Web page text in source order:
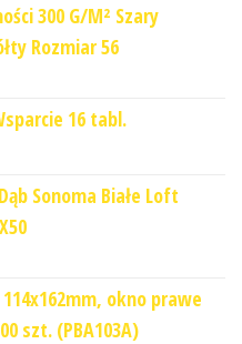
300 G/M² Szary
Rozmiar 56
16 tabl.
Sonoma Białe Loft
114x162mm, okno prawe
szt. (PBA103A)